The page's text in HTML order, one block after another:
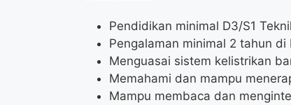
Pendidikan minimal D3/S1
Pengalaman minimal 2 tahun
Menguasai sistem kelistrikan
Memahami dan mampu
Mampu membaca dan